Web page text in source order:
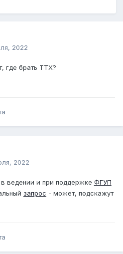
2022
где брать ТТХ?
2022
ведении и при поддержке ФГУП
запрос - может, подскажут